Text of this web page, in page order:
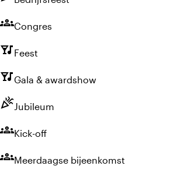
groupsCongres
nightlifeFeest
nightlifeGala & awardshow
celebrationJubileum
groupsKick-off
groupsMeerdaagse bijeenkomst